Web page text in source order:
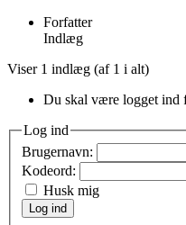
Forfatter
Indlæg
Viser 1 indlæg (af 1 i alt)
Du skal være logget ind
Log ind
Brugernavn:
Kodeord:
Husk mig
Log ind